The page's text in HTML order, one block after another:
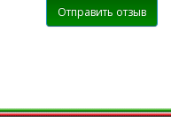
Отправить отзыв